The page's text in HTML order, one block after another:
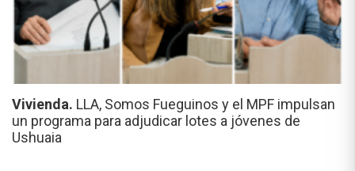
Vivienda. LLA, Somos Fueguinos y el MPF impulsan
un programa para adjudicar lotes a jóvenes de
Ushuaia